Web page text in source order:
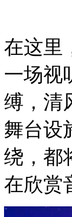
在这里
一场视
缚，清
舞台设
绕，都
在欣赏